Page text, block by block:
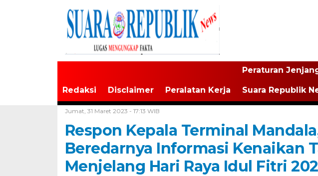
Redaksi Disclaimer Peralatan Kerja
Peraturan
Suara Republik
Jumat, 31 Maret 2023 - 17:13 WIB
Respon Kepala Terminal
Beredarnya Informasi Kenaikan
Menjelang Hari Raya Idul Fitri